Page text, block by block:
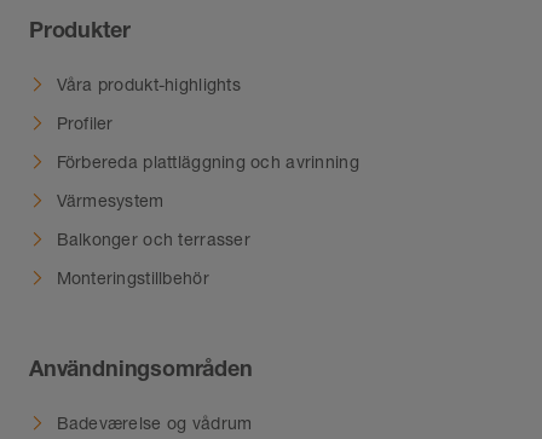
Produkter
Våra produkt-highlights
Profiler
Förbereda plattläggning och avrinning
Värmesystem
Balkonger och terrasser
Monteringstillbehör
Användningsområden
Badeværelse og vådrum